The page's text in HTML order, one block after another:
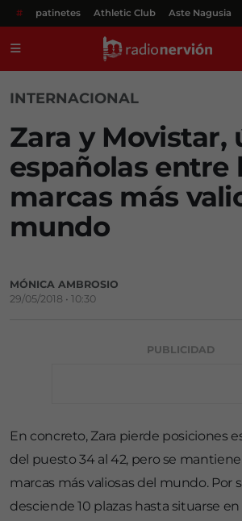
# patinetes Athletic Club Aste Nagusia
INTERNACIONAL
Zara y Movistar,
españolas entre
marcas más
mundo
MÓNICA AMBROSIO
29/05/2018 • 10:30
PUBLICIDAD
En concreto, Zara pierde posiciones
del puesto 34 al 42, pero se
marcas más valiosas del mundo. Por
desciende 10 plazas hasta situarse